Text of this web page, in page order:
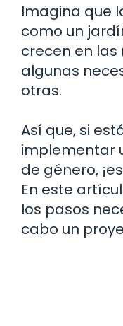
Imagina que
como un
crecen en las
algunas
otras.
Así que, si
implementar
de género,
En este
los pasos
cabo un